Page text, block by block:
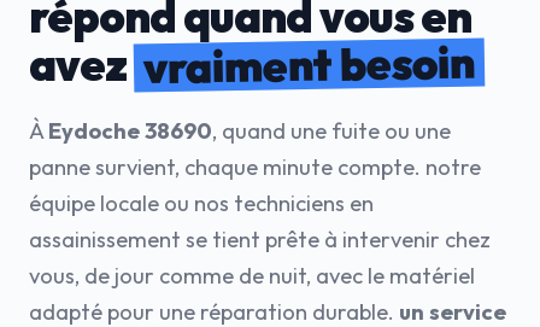
répond quand vous en
avezvraiment besoin
ÀEydoche 38690, quand une fuite ou une
panne survient, chaque minute compte. notre
équipe locale ou nos techniciens en
assainissement se tient prête à intervenir chez
vous, de jour comme de nuit, avec le matériel
adapté pour une réparation durable. un service